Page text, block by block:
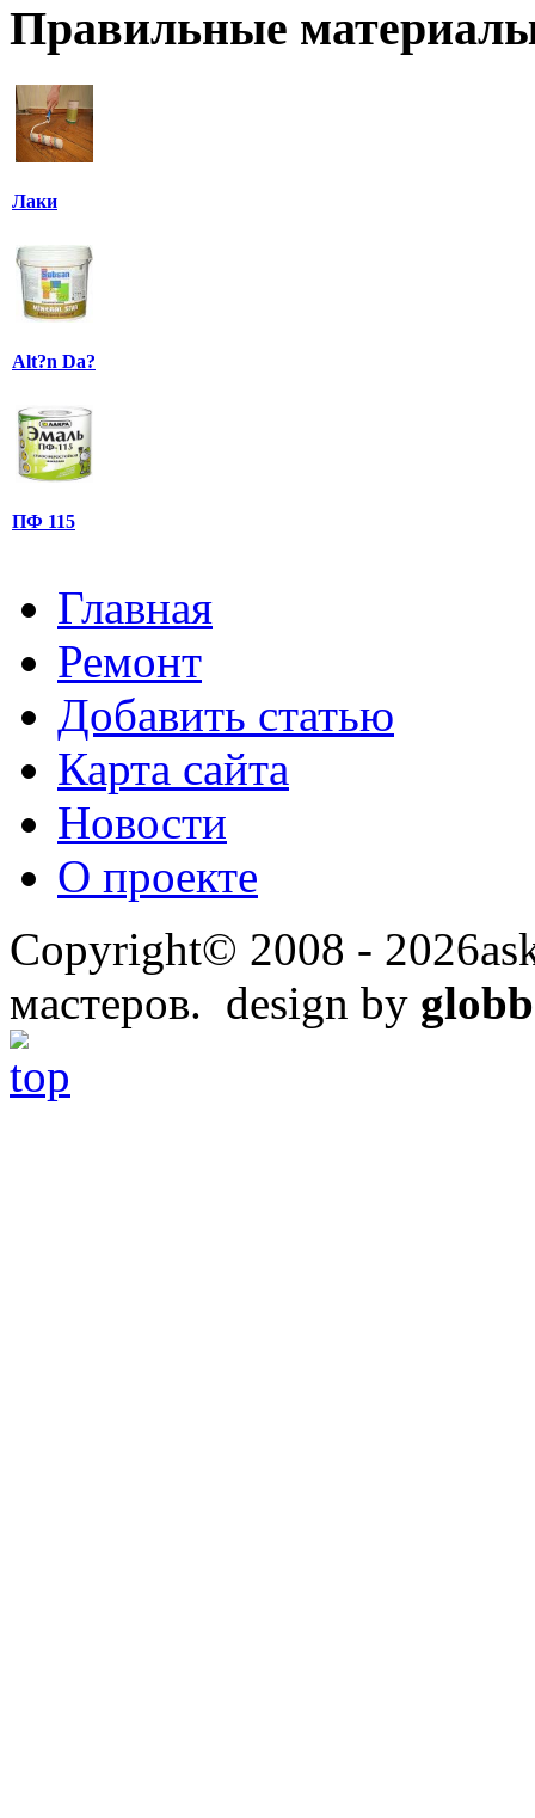
Правильные
Лаки
Alt?n Da?
ПФ 115
Главная
Ремонт
Добавить статью
Карта сайта
Новости
О проекте
Copyright© 2008 -
мастеров. design by